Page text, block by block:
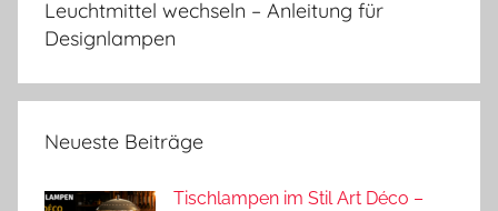
Leuchtmittel wechseln – Anleitung für
Designlampen
Neueste Beiträge
Tischlampen im Stil Art Déco –